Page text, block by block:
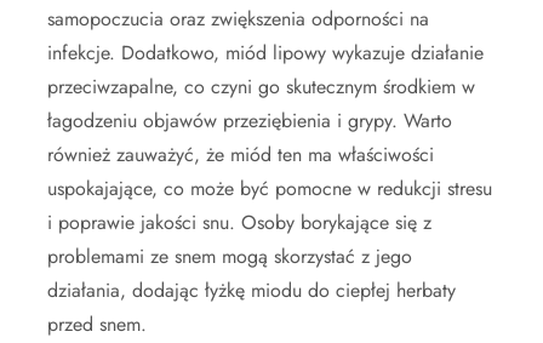
samopoczucia oraz zwiększenia odporności na
infekcje. Dodatkowo, miód lipowy wykazuje działanie
przeciwzapalne, co czyni go skutecznym środkiem w
łagodzeniu objawów przeziębienia i grypy. Warto
również zauważyć, że miód ten ma właściwości
uspokajające, co może być pomocne w redukcji stresu
i poprawie jakości snu. Osoby borykające się z
problemami ze snem mogą skorzystać z jego
działania, dodając łyżkę miodu do ciepłej herbaty
przed snem.